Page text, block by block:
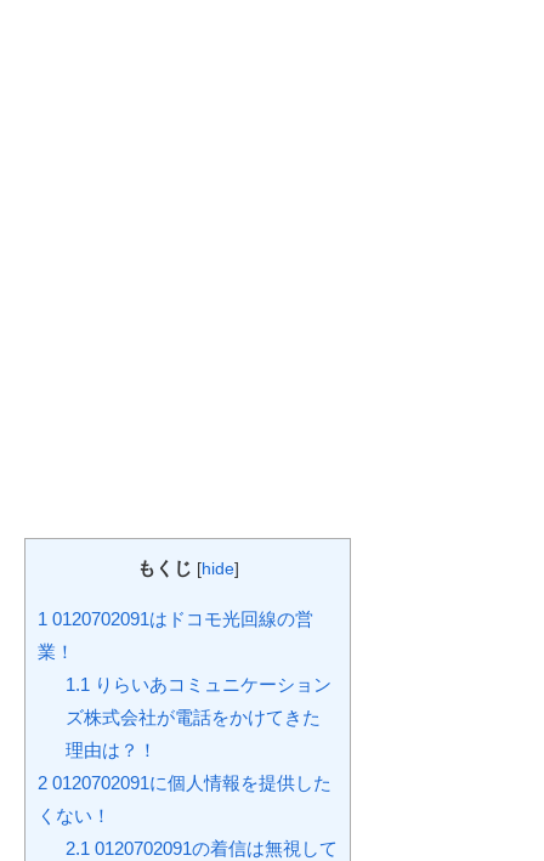
もくじ [hide]
1 0120702091はドコモ光回線の営
業！
1.1 りらいあコミュニケーション
ズ株式会社が電話をかけてきた
理由は？！
2 0120702091に個人情報を提供した
くない！
2.1 0120702091の着信は無視して